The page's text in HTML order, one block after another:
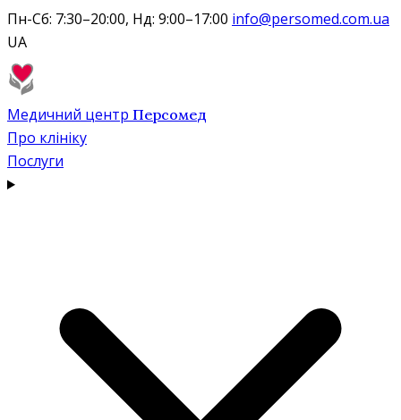
Пн-Сб: 7:30–20:00, Нд: 9:00–17:00 info@persomed.com.ua
UA
Медичний центр Персомед
Про клініку
Послуги